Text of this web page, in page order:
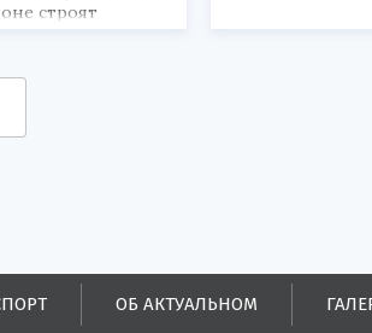
строят
объекты.
ОБ АКТУАЛЬНОМ